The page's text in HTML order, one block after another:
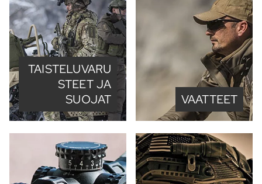
TAISTELUVARU
STEET JA
SUOJAT
VAATTEET